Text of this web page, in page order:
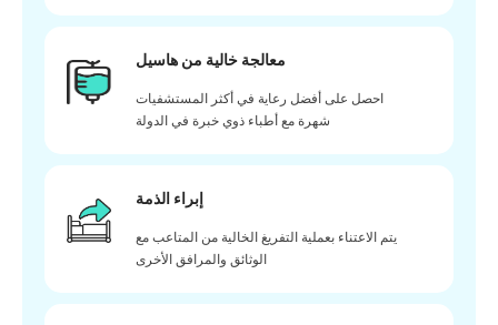
معالجة خالية من هاسيل
احصل على أفضل رعاية في أكثر المستشفيات
شهرة مع أطباء ذوي خبرة في الدولة
إبراء الذمة
يتم الاعتناء بعملية التفريغ الخالية من المتاعب مع
الوثائق والمرافق الأخرى